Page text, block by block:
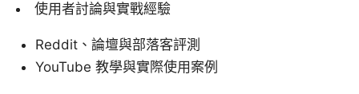
使用者討論與實戰經驗
Reddit、論壇與部落客評測
YouTube 教學與實際使用案例